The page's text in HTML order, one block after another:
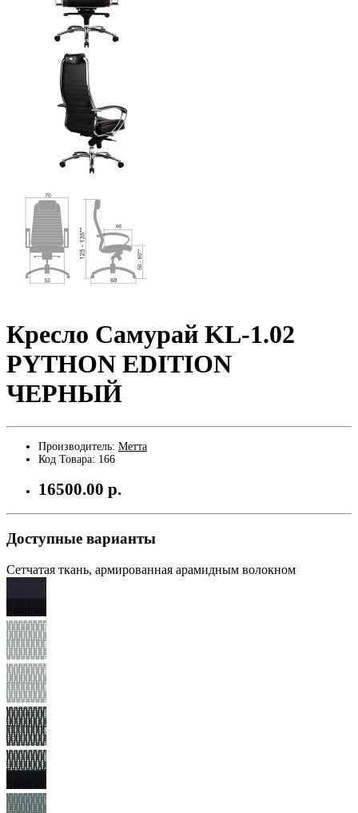
Кресло Самурай KL-1.02
PYTHON EDITION
ЧЕРНЫЙ
Производитель: Метта
Код Товара: 166
16500.00 р.
Доступные варианты
Сетчатая ткань, армированная арамидным волокном